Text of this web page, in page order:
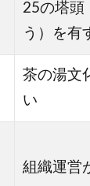
25の塔頭
う）を有
茶の湯文
い
組織運営